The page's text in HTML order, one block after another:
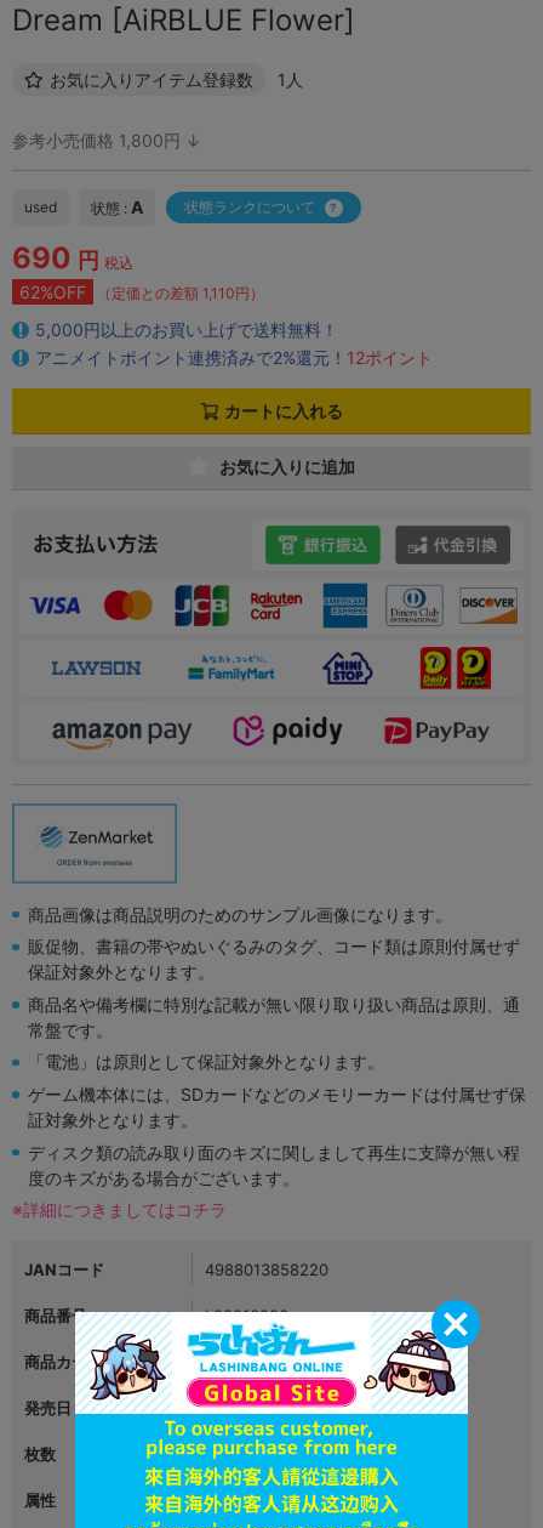
Dream [AiRBLUE Flower]
お気に入りアイテム登録数 1人
参考小売価格 1,800円 ↓
used 状態 : A 状態ランクについて
690 円 税込
62%OFF （定価との差額 1,110円）
5,000円以上のお買い上げで送料無料！
アニメイトポイント連携済みで2%還元！ 12ポイント
カートに入れる
お気に入りに追加
商品画像は商品説明のためのサンプル画像になります。
販促物、書籍の帯やぬいぐるみのタグ、コード類は原則付属せず
保証対象外となります。
商品名や備考欄に特別な記載が無い限り取り扱い商品は原則、通
常盤です。
「電池」は原則として保証対象外となります。
ゲーム機本体には、SDカードなどのメモリーカードは付属せず保
証対象外となります。
ディスク類の読み取り面のキズに関しまして再生に支障が無い程
度のキズがある場合がございます。
※詳細につきましてはコチラ
JANコード 4988013858220
商品番号 L03016296
商品カテゴリ 映像・音楽
発売日 2020年01月22日
枚数 1
属性 ゲーム